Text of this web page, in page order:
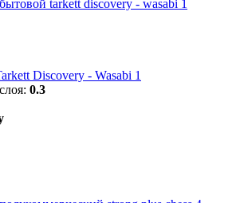
Discovery - Wasabi 1
0.3